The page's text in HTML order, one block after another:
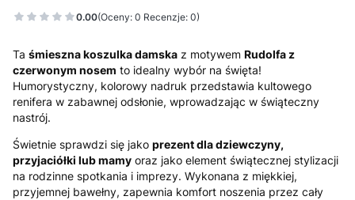
0.00(Oceny: 0 Recenzje: 0)
Ta śmieszna koszulka damska z motywem Rudolfa z
czerwonym nosem to idealny wybór na święta!
Humorystyczny, kolorowy nadruk przedstawia kultowego
renifera w zabawnej odsłonie, wprowadzając w świąteczny
nastrój.
Świetnie sprawdzi się jako prezent dla dziewczyny,
przyjaciółki lub mamy oraz jako element świątecznej stylizacji
na rodzinne spotkania i imprezy. Wykonana z miękkiej,
przyjemnej bawełny, zapewnia komfort noszenia przez cały